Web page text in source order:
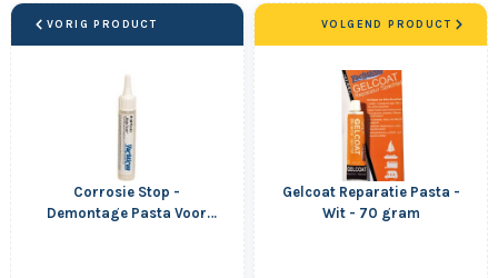
VORIG PRODUCT
Corrosie Stop -
Demontage Pasta Voor
Gelcoat Reparatie Pasta -
Wit - 70 gram
VOLGEND PRODUCT